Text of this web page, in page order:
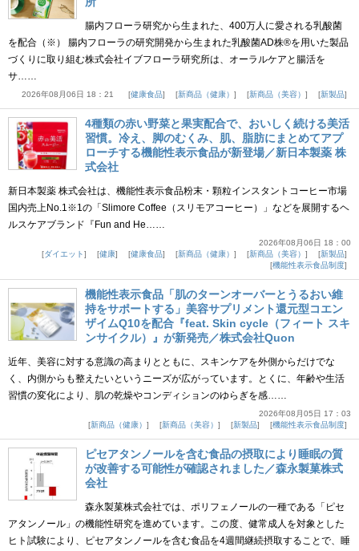
腸内フローラ研究から生まれた、400万人に愛される乳酸菌
を配合（※） 腸内フローラの研究開発から生まれた乳酸菌AD株®を用いた製品
づくりに取り組む株式会社イブフローラ研究所は、オーラルケアと腸活を
サ……
2026年08月06日 18：21 健康食品 新商品（健康） 新商品（美容） 新製品
4種類の赤い野菜と果実配合で、おいしく続ける美活
習慣。冷え、脚のむくみ、肌、脂肪にまとめてアプ
ローチする機能性表示食品が新登場／新日本製薬 株
式会社
新日本製薬 株式会社は、機能性表示食品粉末・顆粒インスタントコーヒー市場
国内売上No.1※1の「Slimore Coffee（スリモアコーヒー）」などを展開するヘ
ルスケアブランド『Fun and He……
2026年08月06日 18：00
ダイエット
健康 健康食品 新商品（健康） 新商品（美容）
新製品
機能性表示食品制度
機能性表示食品「肌のターンオーバーとうるおい維
持をサポートする」美容サプリメント還元型コエン
ザイムQ10を配合『feat. Skin cycle（フィート スキ
ンサイクル）』が新発売／株式会社Quon
近年、美容に対する意識の高まりとともに、スキンケアを外側からだけでな
く、内側からも整えたいというニーズが広がっています。とくに、年齢や生活
習慣の変化により、肌の乾燥やコンディションのゆらぎを感……
2026年08月05日 17：03
新商品（健康）
新商品（美容） 新製品 機能性表示食品制度
ピセアタンノールを含む食品の摂取により睡眠の質
が改善する可能性が確認されました／森永製菓株式
会社
森永製菓株式会社では、ポリフェノールの一種である「ピセ
アタンノール」の機能性研究を進めています。この度、健常成人を対象とした
ヒト試験により、ピセアタンノールを含む食品を4週間継続摂取することで、睡